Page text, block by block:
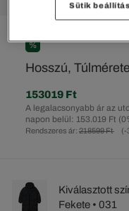
%
Hosszú,
Rendszeres ár: 218599 Ft (-
A legalacsonyabb ár az
napon belül: 153.019 Ft
153019 Ft
Kiválasztott
Fekete • 031
Sütik